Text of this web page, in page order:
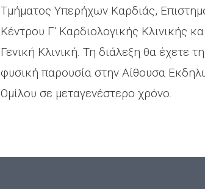
Τμήματος Υπερήχων Καρδιάς,
Κέντρου Γ' Καρδιολογικής Κλινικής
Γενική Κλινική. Τη διάλεξη θα έχετε
φυσική παρουσία στην Αίθουσα
Ομίλου σε μεταγενέστερο χρόνο.